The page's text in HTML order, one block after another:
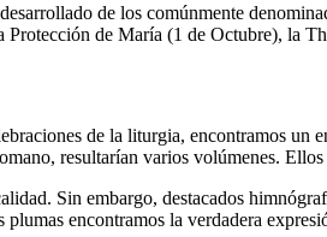
de los comúnmente
Protección de María (1 de Octubre), la
de la liturgia, encontramos
resultarían varios volúmenes.
Sin embargo, destacados
plumas encontramos la verdadera